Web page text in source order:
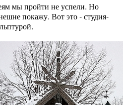
мы пройти не успели. Но
покажу. Вот это - студия-